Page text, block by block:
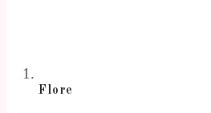
Flore